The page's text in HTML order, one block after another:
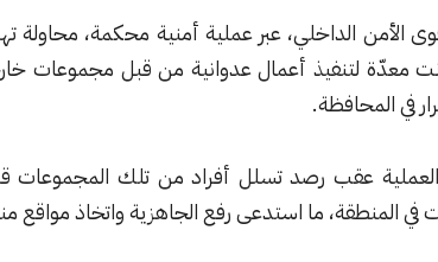
الداخلي، عبر عملية أمنية محكمة، محاولة
معدّة لتنفيذ أعمال عدوانية من قبل مجموعات
في المحافظة.
عقب رصد تسلل أفراد من تلك المجموعات
في المنطقة، ما استدعى رفع الجاهزية واتخاذ